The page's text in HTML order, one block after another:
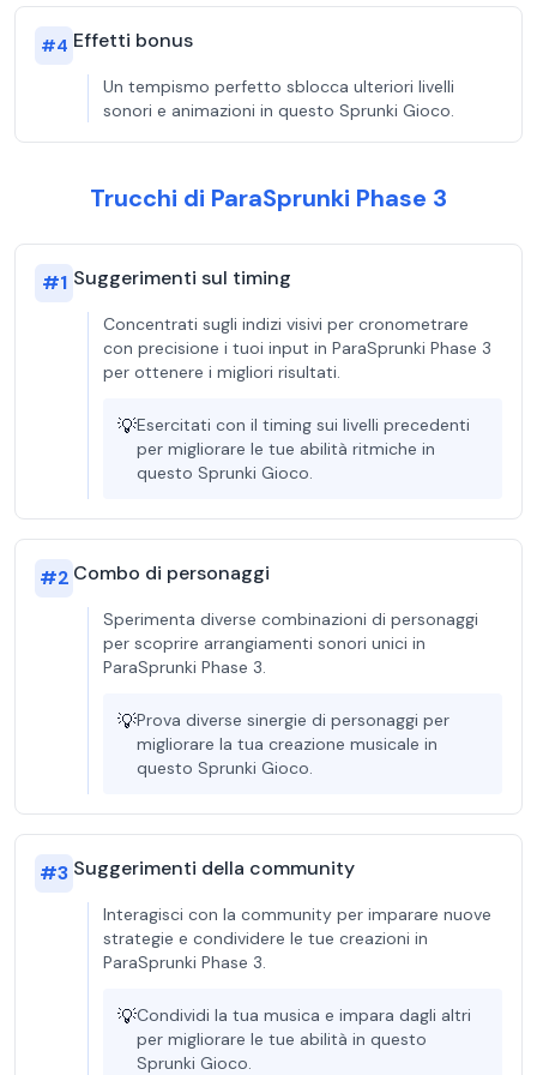
#4 Effetti bonus
Un tempismo perfetto sblocca ulteriori livelli
sonori e animazioni in questo Sprunki Gioco.
Trucchi di ParaSprunki Phase 3
#1 Suggerimenti sul timing
Concentrati sugli indizi visivi per cronometrare
con precisione i tuoi input in ParaSprunki Phase 3
per ottenere i migliori risultati.
💡Esercitati con il timing sui livelli precedenti
per migliorare le tue abilità ritmiche in
questo Sprunki Gioco.
#2 Combo di personaggi
Sperimenta diverse combinazioni di personaggi
per scoprire arrangiamenti sonori unici in
ParaSprunki Phase 3.
💡Prova diverse sinergie di personaggi per
migliorare la tua creazione musicale in
questo Sprunki Gioco.
#3 Suggerimenti della community
Interagisci con la community per imparare nuove
strategie e condividere le tue creazioni in
ParaSprunki Phase 3.
💡Condividi la tua musica e impara dagli altri
per migliorare le tue abilità in questo
Sprunki Gioco.